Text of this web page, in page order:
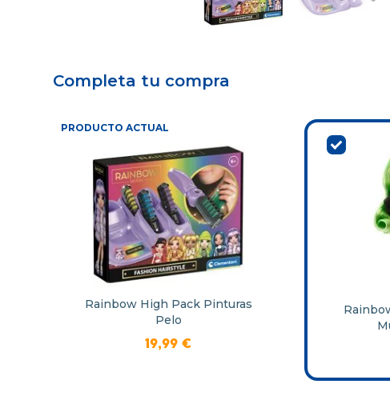
Completa tu compra
PRODUCTO ACTUAL
Rainbow High Pack Pinturas
Pelo
19,99 €